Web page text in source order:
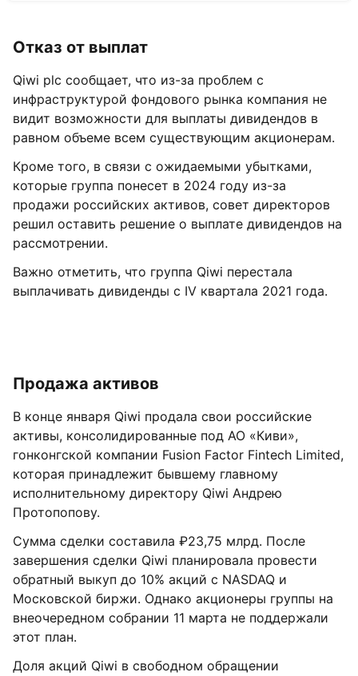
Отказ от выплат
Qiwi plc сообщает, что из-за проблем с
инфраструктурой фондового рынка компания не
видит возможности для выплаты дивидендов в
равном объеме всем существующим акционерам.
Кроме того, в связи с ожидаемыми убытками,
которые группа понесет в 2024 году из-за
продажи российских активов, совет директоров
решил оставить решение о выплате дивидендов на
рассмотрении.
Важно отметить, что группа Qiwi перестала
выплачивать дивиденды с IV квартала 2021 года.
Продажа активов
В конце января Qiwi продала свои российские
активы, консолидированные под АО «Киви»,
гонконгской компании Fusion Factor Fintech Limited,
которая принадлежит бывшему главному
исполнительному директору Qiwi Андрею
Протопопову.
Сумма сделки составила ₽23,75 млрд. После
завершения сделки Qiwi планировала провести
обратный выкуп до 10% акций с NASDAQ и
Московской биржи. Однако акционеры группы на
внеочередном собрании 11 марта не поддержали
этот план.
Доля акций Qiwi в свободном обращении